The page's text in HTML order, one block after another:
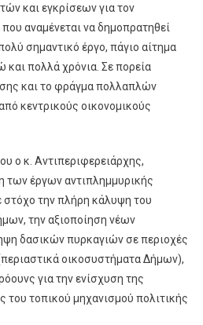
και εγκρίσεων για τον
αναμένεται να δημοπρατηθεί
σημαντικό έργο, πάγιο αίτημα
και πολλά χρόνια. Σε πορεία
και το φράγμα πολλαπλών
κεντρικούς οικονομικούς
ο κ. Αντιπεριφερειάρχης,
των έργων αντιπλημμυρικής
την πλήρη κάλυψη του
την αξιοποίηση νέων
δασικών πυρκαγιών σε περιοχές
οικοσυστήματα Δήμων),
για την ενίσχυση της
του τοπικού μηχανισμού πολιτικής